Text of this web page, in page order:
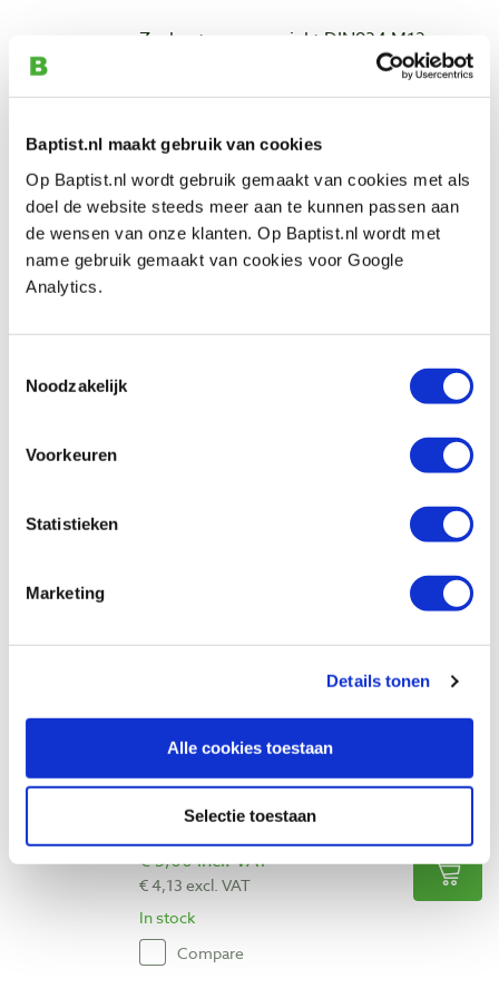
Baptist.nl maakt gebruik van cookies
Op Baptist.nl wordt gebruik gemaakt van cookies met als
doel de website steeds meer aan te kunnen passen aan
de wensen van onze klanten. Op Baptist.nl wordt met
name gebruik gemaakt van cookies voor Google
Analytics.
Noodzakelijk
Voorkeuren
Statistieken
Marketing
Details tonen
Alle cookies toestaan
Selectie toestaan
Zeskantmoer verzinkt DIN934 M12
€ 10,05 incl. VAT
Compare
Koppelmoer verzinkt DIN6334 M12 x 36
Carrosseriering verzinkt DIN9021 M12 (13
Carrosseriering verzinkt M12 (13 x 30 x
1,25 mm)
Productnumber: 426251
€ 5,00 incl. VAT
€ 4,13 excl. VAT
In stock
Compare